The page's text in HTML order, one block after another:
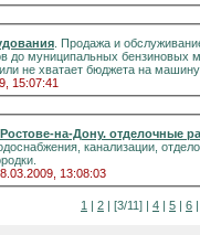
. Продажа и
до муниципальных бензиновых
не хватает бюджета на
15:07:41
на-Дону. отделочные
канализации,
13:08:03
1 | 2 | [3/11] | 4 | 5 | 6